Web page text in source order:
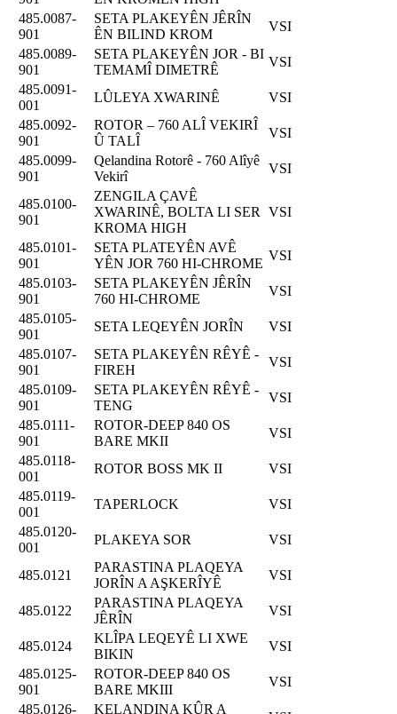
485.0087-
901
SETA PLAKEYÊN JÊRÎN
ÊN BILIND KROM
VSI
485.0089-
901
SETA PLAKEYÊN JOR - BI
TEMAMÎ DIMETRÊ
VSI
485.0091-
001
LÛLEYA XWARINÊ
VSI
485.0092-
901
ROTOR – 760 ALÎ VEKIRÎ
Û TALÎ
VSI
485.0099-
901
Qelandina Rotorê - 760 Alîyê
Vekirî
VSI
485.0100-
901
ZENGILA ÇAVÊ
XWARINÊ, BOLTA LI SER
KROMA HIGH
VSI
485.0101-
901
SETA PLATEYÊN AVÊ
YÊN JOR 760 HI-CHROME
VSI
485.0103-
901
SETA PLAKEYÊN JÊRÎN
760 HI-CHROME
VSI
485.0105-
901
SETA LEQEYÊN JORÎN
VSI
485.0107-
901
SETA PLAKEYÊN RÊYÊ -
FIREH
VSI
485.0109-
901
SETA PLAKEYÊN RÊYÊ -
TENG
VSI
485.0111-
901
ROTOR-DEEP 840 OS
BARE MKII
VSI
485.0118-
001
ROTOR BOSS MK II
VSI
485.0119-
001
TAPERLOCK
VSI
485.0120-
001
PLAKEYA SOR VSI
485.0121
PARASTINA PLAQEYA
JORÎN A AŞKERÎYÊ
VSI
485.0122
PARASTINA PLAQEYA
JÊRÎN
VSI
485.0124
KLÎPA LEQEYÊ LI XWE
BIKIN
VSI
485.0125-
901
ROTOR-DEEP 840 OS
BARE MKIII
VSI
485.0126-
KELANDINA KÛR A